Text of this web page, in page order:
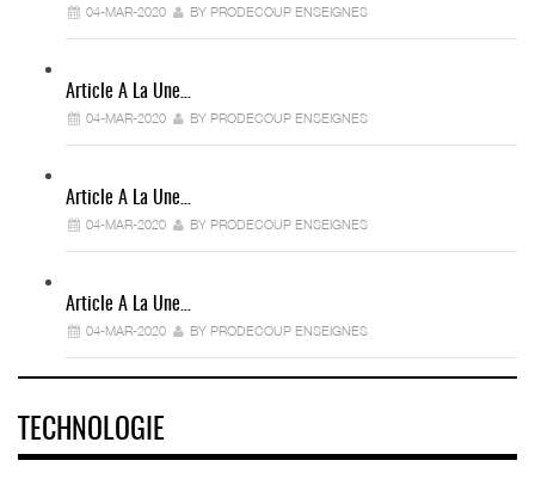
04-MAR-2020 BY PRODECOUP ENSEIGNES
Article A La Une…
04-MAR-2020 BY PRODECOUP ENSEIGNES
Article A La Une…
04-MAR-2020 BY PRODECOUP ENSEIGNES
Article A La Une…
04-MAR-2020 BY PRODECOUP ENSEIGNES
TECHNOLOGIE